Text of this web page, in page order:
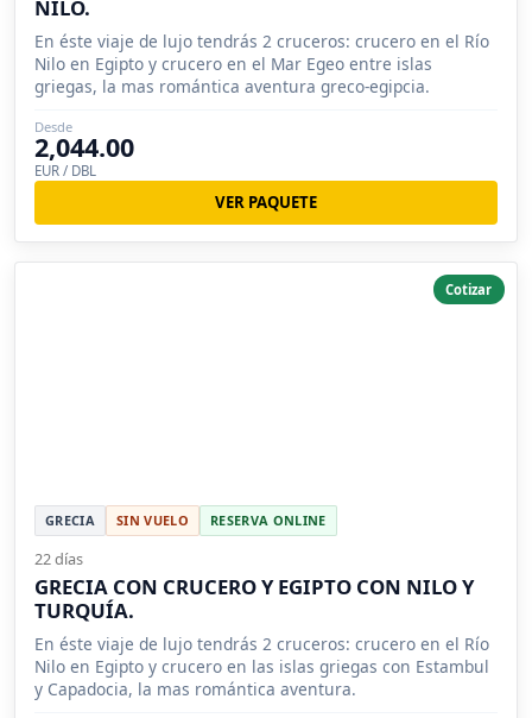
NILO.
En éste viaje de lujo tendrás 2 cruceros: crucero en el Río
Nilo en Egipto y crucero en el Mar Egeo entre islas
griegas, la mas romántica aventura greco-egipcia.
Desde
2,044.00
EUR / DBL
VER PAQUETE
Cotizar
GRECIA SIN VUELO RESERVA ONLINE
22 días
GRECIA CON CRUCERO Y EGIPTO CON NILO Y
TURQUÍA.
En éste viaje de lujo tendrás 2 cruceros: crucero en el Río
Nilo en Egipto y crucero en las islas griegas con Estambul
y Capadocia, la mas romántica aventura.